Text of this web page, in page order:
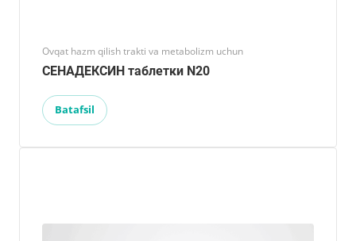
Ovqat hazm qilish trakti va metabolizm uchun
СЕНАДЕКСИН таблетки N20
Batafsil